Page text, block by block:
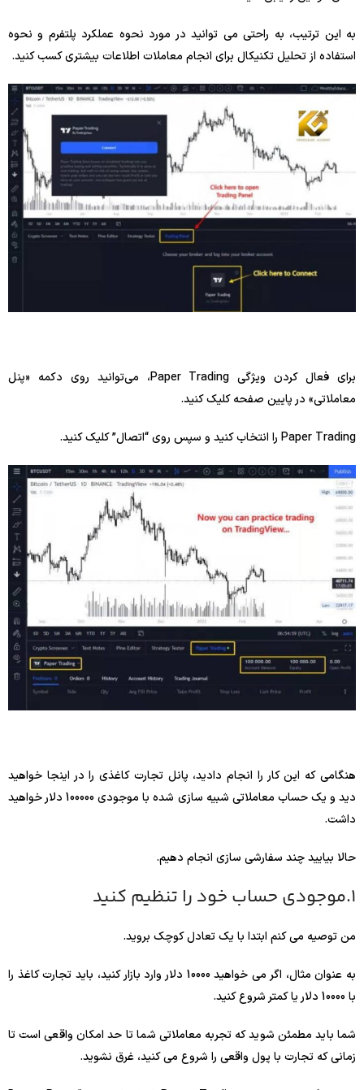
به این ترتیب، به راحتی می توانید در مورد نحوه عملکرد پلتفرم و نحوه
استفاده از تحلیل تکنیکال برای انجام معاملات اطلاعات بیشتری کسب کنید.
برای فعال کردن ویژگی Paper Trading، می‌توانید روی دکمه «پنل
معاملاتی» در پایین صفحه کلیک کنید.
Paper Trading را انتخاب کنید و سپس روی “اتصال” کلیک کنید.
هنگامی که این کار را انجام دادید، پانل تجارت کاغذی را در اینجا خواهید
دید و یک حساب معاملاتی شبیه سازی شده با موجودی 100000 دلار خواهید
داشت.
حالا بیایید چند سفارشی سازی انجام دهیم.
1.موجودی حساب خود را تنظیم کنید
من توصیه می کنم ابتدا با یک تعادل کوچک بروید.
به عنوان مثال، اگر می خواهید 10000 دلار وارد بازار کنید، باید تجارت کاغذ را
با 10000 دلار یا کمتر شروع کنید.
شما باید مطمئن شوید که تجربه معاملاتی شما تا حد امکان واقعی است تا
زمانی که تجارت با پول واقعی را شروع می کنید، غرق نشوید.